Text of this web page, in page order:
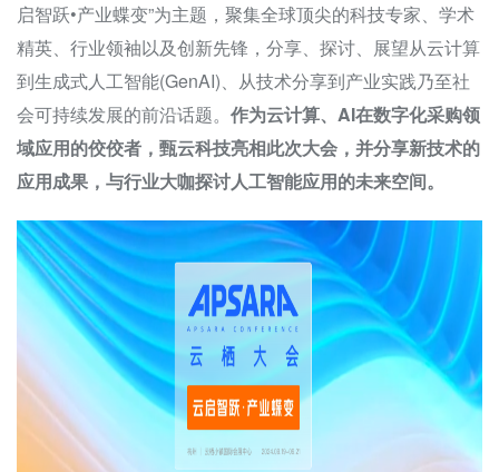
立即试用
售前咨询：400-116-6869
售后服务：400-116-0808
启智跃•产业蝶变”为主题，聚集全球顶尖的科技专家、学术
精英、行业领袖以及创新先锋，分享、探讨、展望从云计算
到生成式人工智能(GenAI)、从技术分享到产业实践乃至社
会可持续发展的前沿话题。 作为云计算、AI在数字化采购领
域应用的佼佼者，甄云科技亮相此次大会，并分享新技术的
应用成果，与行业大咖探讨人工智能应用的未来空间。